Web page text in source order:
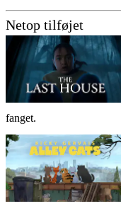
Netop tilføjet
fanget.